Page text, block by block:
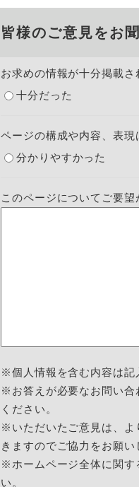
皆様のご意見をお
お求めの情報が十分掲載さ
十分だった
ページの構成や内容、表現
分かりやすかった
このページについてご要
※個人情報を含む内容は記
※お答えが必要なお問い合
ください。
※いただいたご意見は、よ
きますのでご協力をお願い
※ホームページ全体に関す
い。